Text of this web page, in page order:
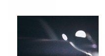
Dic 15, 2019
Flash